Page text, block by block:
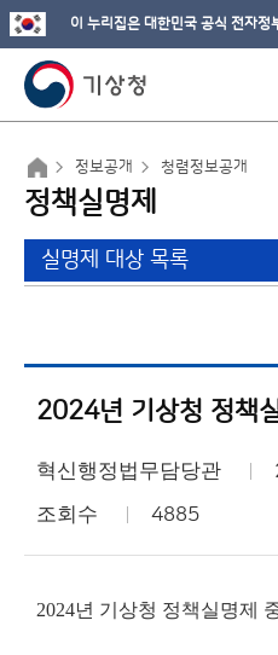
이 누리집은 대한민국 공식 전자정
정보공개 청렴정보공개
정책실명제
실명제 대상 목록
혁신행정법무담당관
조회수 4885
2024년 기상청 정책실명제